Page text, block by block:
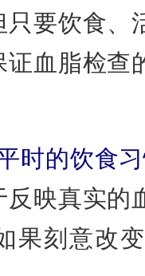
要饮食、
血脂检查
时的饮食
映真实的
果刻意改